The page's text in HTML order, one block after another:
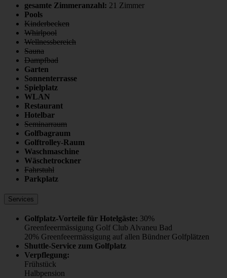
gesamte Zimmeranzahl: 21 Zimmer
Pools
Kinderbecken
Whirlpool
Wellnessbereich
Sauna
Dampfbad
Garten
Sonnenterrasse
Spielplatz
WLAN
Restaurant
Hotelbar
Seminarraum
Golfbagraum
Golftrolley-Raum
Waschmaschine
Wäschetrockner
Fahrstuhl
Parkplatz
Services
Golfplatz-Vorteile für Hotelgäste: 30%
Greenfeeermässigung Golf Club Alvaneu Bad
20% Greenfeeermässigung auf allen Bündner Golfplätzen
Shuttle-Service zum Golfplatz
Verpflegung:
Frühstück
Halbpension